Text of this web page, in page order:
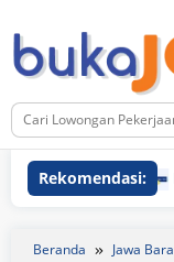
ke
konten
Rekomendasi:
Beranda Jawa